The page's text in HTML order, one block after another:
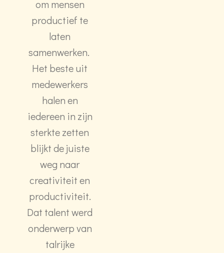
om mensen
productief te
laten
samenwerken.
Het beste uit
medewerkers
halen en
iedereen in zijn
sterkte zetten
blijkt de juiste
weg naar
creativiteit en
productiviteit.
Dat talent werd
onderwerp van
talrijke